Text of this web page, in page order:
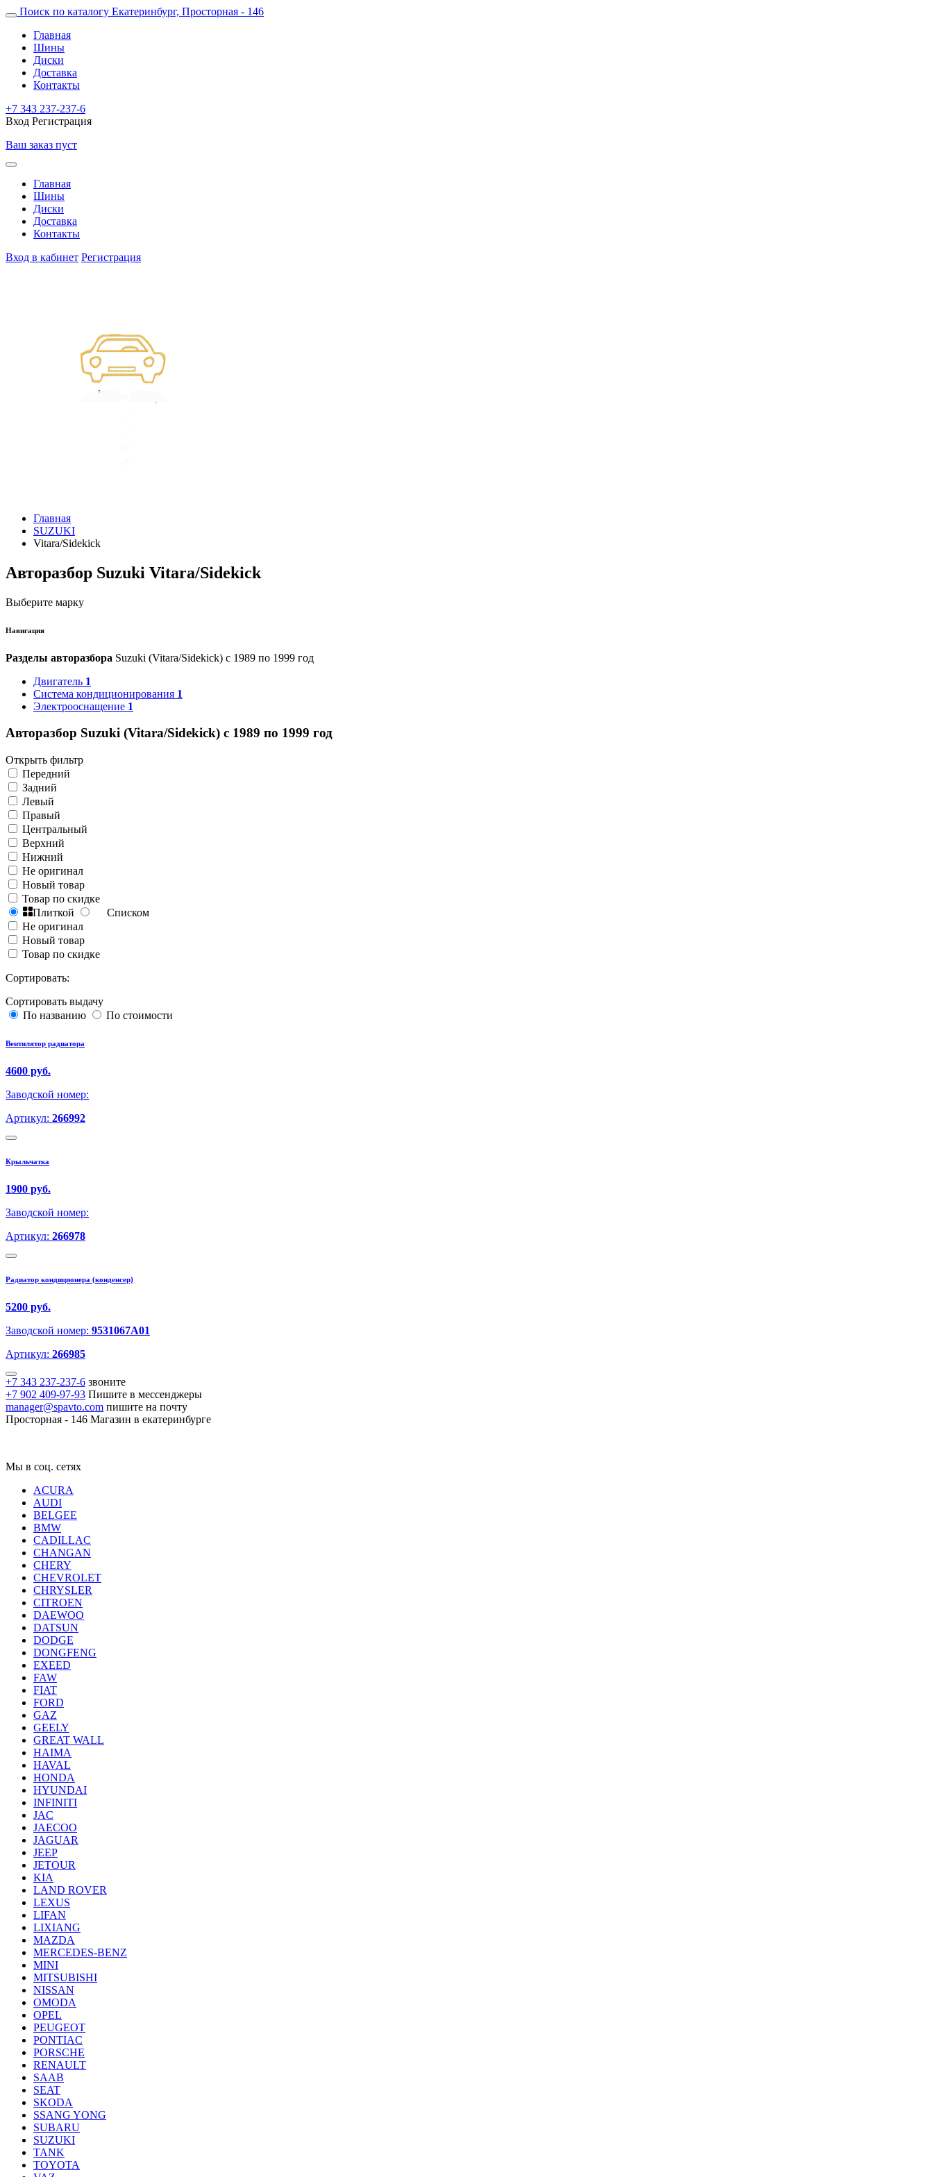
Поиск по каталогу Екатеринбург, Просторная - 146
Главная
Шины
Диски
Доставка
Контакты
+7 343 237-237-6
Вход Регистрация
Ваш заказ пуст
Главная
Шины
Диски
Доставка
Контакты
Вход в кабинет Регистрация
Главная
SUZUKI
Vitara/Sidekick
Авторазбор Suzuki Vitara/Sidekick
Выберите марку
Навигация
Разделы авторазбора Suzuki (Vitara/Sidekick) с 1989 по 1999 год
Двигатель 1
Система кондиционирования 1
Электрооснащение 1
Авторазбор Suzuki (Vitara/Sidekick) с 1989 по 1999 год
Открыть фильтр
Передний
Задний
Левый
Правый
Центральный
Верхний
Нижний
Не оригинал
Новый товар
Товар по скидке
Плиткой
Списком
Не оригинал
Новый товар
Товар по скидке
Сортировать:
Сортировать выдачу
По названию
По стоимости
Вентилятор радиатора
4600 руб.
Заводской номер:
Артикул: 266992
Крыльчатка
1900 руб.
Заводской номер:
Артикул: 266978
Радиатор кондиционера (конденсер)
5200 руб.
Заводской номер: 9531067A01
Артикул: 266985
+7 343 237-237-6 звоните
+7 902 409-97-93 Пишите в мессенджеры
manager@spavto.com пишите на почту
Просторная - 146 Магазин в екатеринбурге
Мы в соц. сетях
ACURA
AUDI
BELGEE
BMW
CADILLAC
CHANGAN
CHERY
CHEVROLET
CHRYSLER
CITROEN
DAEWOO
DATSUN
DODGE
DONGFENG
EXEED
FAW
FIAT
FORD
GAZ
GEELY
GREAT WALL
HAIMA
HAVAL
HONDA
HYUNDAI
INFINITI
JAC
JAECOO
JAGUAR
JEEP
JETOUR
KIA
LAND ROVER
LEXUS
LIFAN
LIXIANG
MAZDA
MERCEDES-BENZ
MINI
MITSUBISHI
NISSAN
OMODA
OPEL
PEUGEOT
PONTIAC
PORSCHE
RENAULT
SAAB
SEAT
SKODA
SSANG YONG
SUBARU
SUZUKI
TANK
TOYOTA